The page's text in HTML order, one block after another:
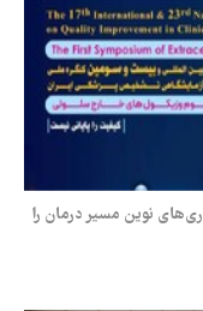
نوین مسیر درمان را